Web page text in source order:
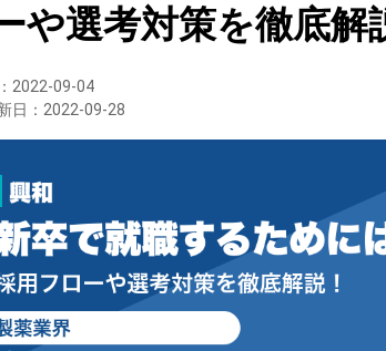
や選考対策を徹底解
2022-09-04
日： 2022-09-28